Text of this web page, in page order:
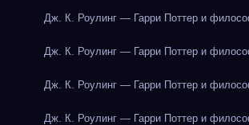
Дж. К. Роулинг — Гарри Поттер и
Дж. К. Роулинг — Гарри Поттер и
Дж. К. Роулинг — Гарри Поттер и
Дж. К. Роулинг — Гарри Поттер и